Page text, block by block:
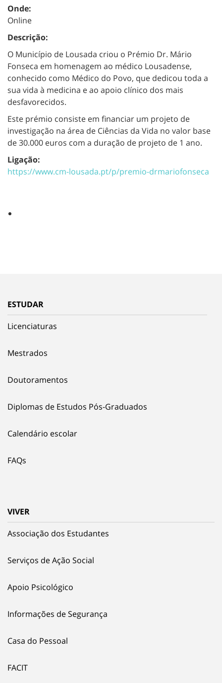
Onde:
Online
Descrição:
O Município de Lousada criou o Prémio Dr. Mário
Fonseca em homenagem ao médico Lousadense,
conhecido como Médico do Povo, que dedicou toda a
sua vida à medicina e ao apoio clínico dos mais
desfavorecidos.
Este prémio consiste em financiar um projeto de
investigação na área de Ciências da Vida no valor base
de 30.000 euros com a duração de projeto de 1 ano.
Ligação:
https://www.cm-lousada.pt/p/premio-drmariofonseca
ESTUDAR
Licenciaturas
Mestrados
Doutoramentos
Diplomas de Estudos Pós-Graduados
Calendário escolar
FAQs
VIVER
Associação dos Estudantes
Serviços de Ação Social
Apoio Psicológico
Informações de Segurança
Casa do Pessoal
FACIT